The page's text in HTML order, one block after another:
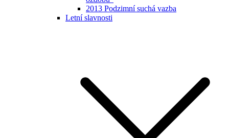
2013 Podzimní suchá vazba
Letní slavnosti